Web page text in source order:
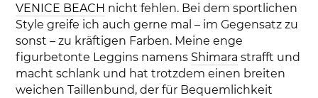
VENICE BEACH nicht fehlen. Bei dem sportlichen
Style greife ich auch gerne mal – im Gegensatz zu
sonst – zu kräftigen Farben. Meine enge
figurbetonte Leggins namens Shimara strafft und
macht schlank und hat trotzdem einen breiten
weichen Taillenbund, der für Bequemlichkeit